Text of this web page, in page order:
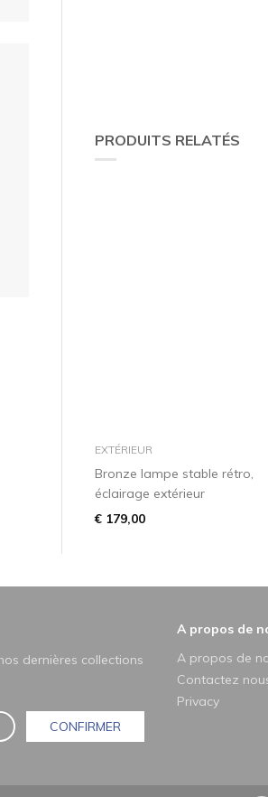
PRODUITS RELATÉS
dans le panier
EXTÉRIEUR
Bronze lampe stable rétro,
éclairage extérieur
€ 179,00
dernières collections
CONFIRMER
A propos de
A propos de
Contactez
Privacy